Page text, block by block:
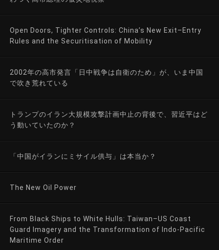
Open Doors, Tighter Controls: China’s New Exit–Entry
Rules and the Securitisation of Mobility
2002年の高市発言「日中戦争は自衛のため」が、いま中国
で吹き荒れている
トランプのイラン大規模攻撃計画中止の背後で、習近平はど
う動いていたのか？
「中国がイランにミサイル供与」は本当か？
The New Oil Power
From Black Ships to White Hulls: Taiwan–US Coast
Guard Imagery and the Transformation of Indo-Pacific
Maritime Order